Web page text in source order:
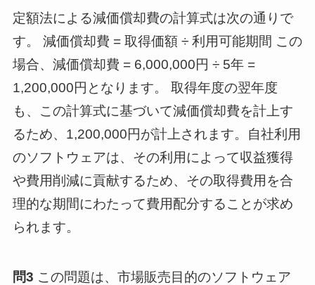
定額法による減価償却費の計算式は次の通りで
す。 減価償却費 = 取得価額 ÷ 利用可能期間 この
場合、減価償却費 = 6,000,000円 ÷ 5年 =
1,200,000円となります。 取得年度の翌年度
も、この計算式に基づいて減価償却費を計上す
るため、1,200,000円が計上されます。自社利用
のソフトウェアは、その利用によって収益獲得
や費用削減に貢献するため、その取得費用を合
理的な期間にわたって費用配分することが求め
られます。
問3 この問題は、市場販売目的のソフトウェア